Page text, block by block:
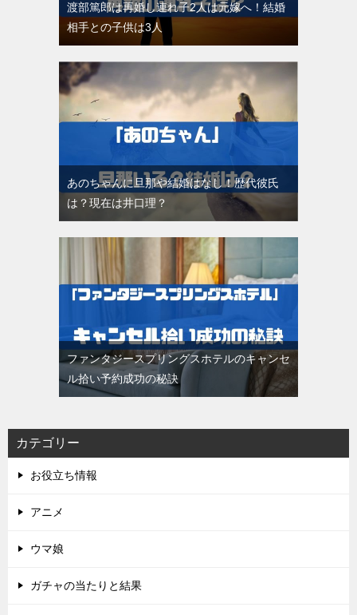
渡部篤郎は再婚し連れ子2人は元嫁へ！結婚
相手との子供は3人
あのちゃんに旦那や結婚はなし！歴代彼氏
は？現在は井口理？
ファンタジースプリングスホテルのキャンセ
ル拾い予約成功の秘訣
カテゴリー
お役立ち情報
アニメ
ウマ娘
ガチャの当たりと結果